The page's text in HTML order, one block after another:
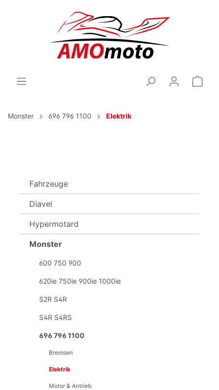
Monster 696 796 1100 Elektrik
Fahrzeuge
Diavel
Hypermotard
Monster
600 750 900
620ie 750ie 900ie 1000ie
S2R S4R
S4R S4RS
696 796 1100
Bremsen
Elektrik
Motor & Antrieb